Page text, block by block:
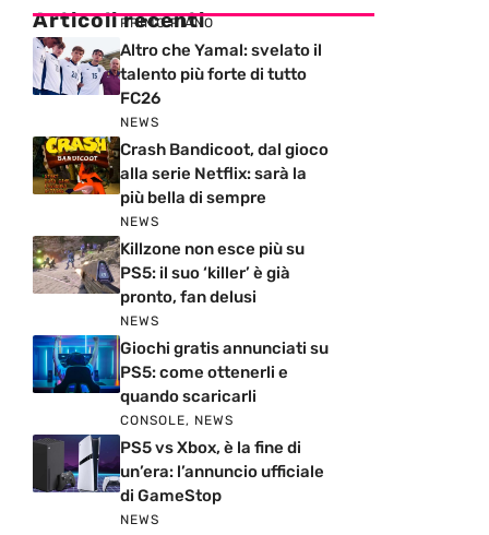
Articoli recenti
PRIMO PIANO
Altro che Yamal: svelato il
talento più forte di tutto
FC26
NEWS
Crash Bandicoot, dal gioco
alla serie Netflix: sarà la
più bella di sempre
NEWS
Killzone non esce più su
PS5: il suo ‘killer’ è già
pronto, fan delusi
NEWS
Giochi gratis annunciati su
PS5: come ottenerli e
quando scaricarli
CONSOLE, NEWS
PS5 vs Xbox, è la fine di
un’era: l’annuncio ufficiale
di GameStop
NEWS